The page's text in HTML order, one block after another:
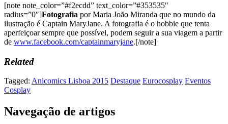
[note note_color=”#f2ecdd” text_color=”#353535″
radius=”0″]Fotografia por Maria João Miranda que no mundo da
ilustração é Captain MaryJane. A fotografia é o hobbie que tenta
aperfeiçoar sempre que possível, podem seguir a sua viagem a partir
de www.facebook.com/captainmaryjane.[/note]
Related
Tagged: Anicomics Lisboa 2015 Destaque Eurocosplay Eventos
Cosplay
Navegação de artigos